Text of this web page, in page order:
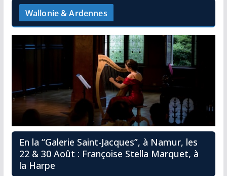
Wallonie & Ardennes
En la “Galerie Saint-Jacques”, à Namur, les
22 & 30 Août : Françoise Stella Marquet, à
la Harpe